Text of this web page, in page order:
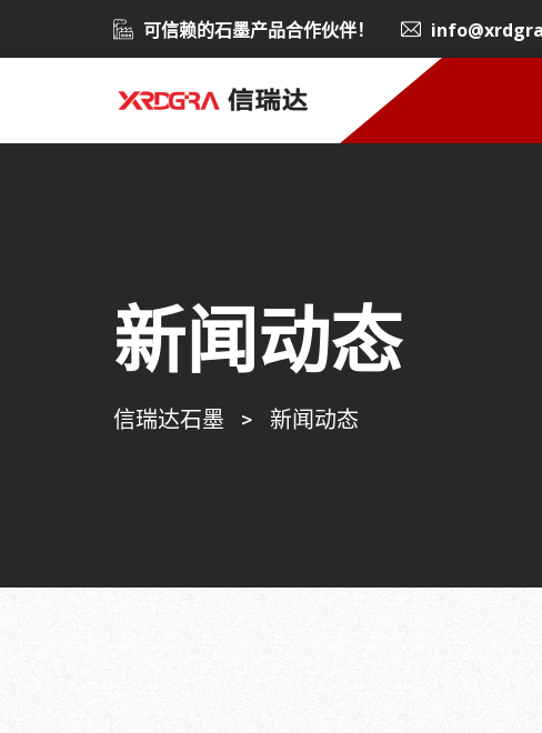
可信赖的石墨产品合作伙伴！
新闻动态
信瑞达石墨 > 新闻动态